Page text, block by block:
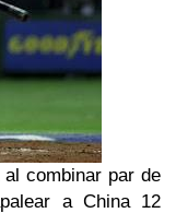
combinar par de
a China 12